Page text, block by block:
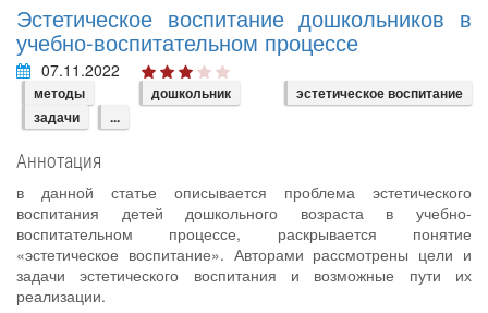
Эстетическое воспитание дошкольников в
учебно-воспитательном процессе
07.11.2022
методы дошкольник
эстетическое воспитание
задачи
...
Аннотация
в данной статье описывается проблема эстетического
воспитания детей дошкольного возраста в учебно-
воспитательном процессе, раскрывается понятие
«эстетическое воспитание». Авторами рассмотрены цели и
задачи эстетического воспитания и возможные пути их
реализации.